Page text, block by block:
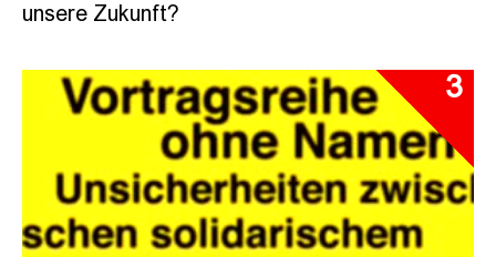
unsere Zukunft?
3